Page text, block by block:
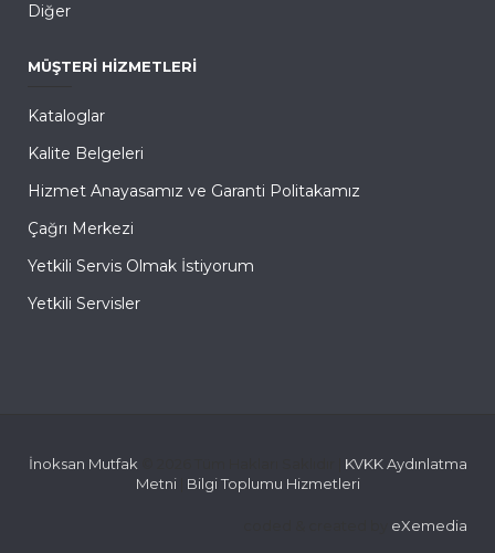
Diğer
MÜŞTERI HIZMETLERI
Kataloglar
Kalite Belgeleri
Hizmet Anayasamız ve Garanti Politakamız
Çağrı Merkezi
Yetkili Servis Olmak İstiyorum
Yetkili Servisler
İnoksan Mutfak
KVKK Aydınlatma
Metni| Bilgi Toplumu Hizmetleri
eXemedia